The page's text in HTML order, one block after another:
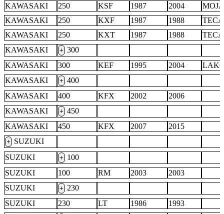
KAWASAKI 250 KSF 1987 2004
KAWASAKI
250 KXF 1987 1988
KAWASAKI
250 KXT 1987 1988
KAWASAKI
+ 300
KAWASAKI
300 KEF 1995 2004
KAWASAKI
+ 400
KAWASAKI
400 KFX 2002
2006
KAWASAKI
+ 450
KAWASAKI
450 KFX 2007 2015
+ SUZUKI
SUZUKI
+ 100
SUZUKI
100 RM 2003
2003
SUZUKI
+ 230
SUZUKI
230 LT 1986
1993